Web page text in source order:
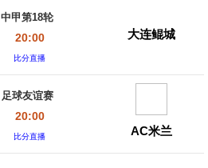
中甲第18轮
20:00
比分直播
大连鲲城
足球友谊赛
20:00
比分直播 AC米兰